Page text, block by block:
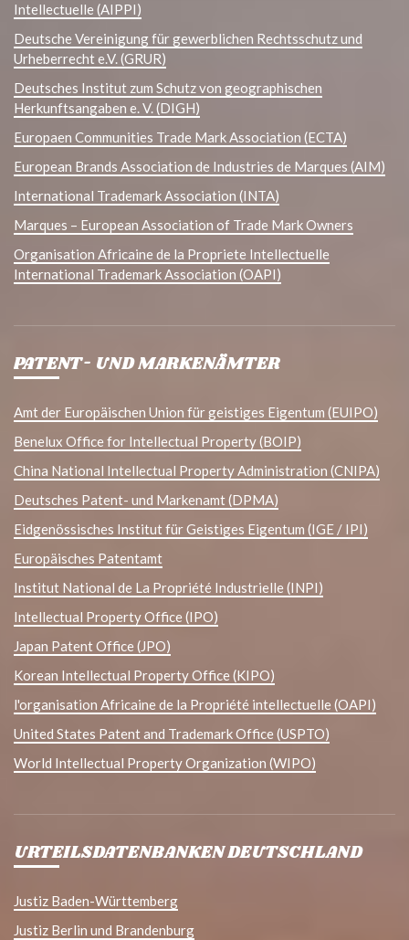
Intellectuelle (AIPPI)
Deutsche Vereinigung für gewerblichen Rechtsschutz und
Urheberrecht e.V. (GRUR)
Deutsches Institut zum Schutz von geographischen
Herkunftsangaben e. V. (DIGH)
Europaen Communities Trade Mark Association (ECTA)
European Brands Association de Industries de Marques (AIM)
International Trademark Association (INTA)
Marques – European Association of Trade Mark Owners
Organisation Africaine de la Propriete Intellectuelle
International Trademark Association (OAPI)
PATENT- UND MARKENÄMTER
Amt der Europäischen Union für geistiges Eigentum (EUIPO)
Benelux Office for Intellectual Property (BOIP)
China National Intellectual Property Administration (CNIPA)
Deutsches Patent- und Markenamt (DPMA)
Eidgenössisches Institut für Geistiges Eigentum (IGE / IPI)
Europäisches Patentamt
Institut National de La Propriété Industrielle (INPI)
Intellectual Property Office (IPO)
Japan Patent Office (JPO)
Korean Intellectual Property Office (KIPO)
l'organisation Africaine de la Propriété intellectuelle (OAPI)
United States Patent and Trademark Office (USPTO)
World Intellectual Property Organization (WIPO)
URTEILSDATENBANKEN DEUTSCHLAND
Justiz Baden-Württemberg
Justiz Berlin und Brandenburg